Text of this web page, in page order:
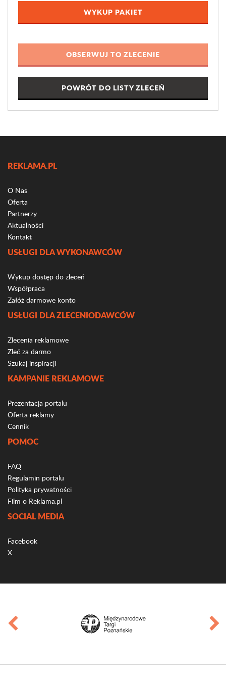
WYKUP PAKIET
POWRÓT DO LISTY ZLECEŃ
REKLAMA.PL
O Nas
Oferta
Partnerzy
Aktualności
Kontakt
USŁUGI DLA WYKONAWCÓW
Wykup dostęp do zleceń
Współpraca
Załóż darmowe konto
USŁUGI DLA ZLECENIODAWCÓW
Zlecenia reklamowe
Zleć za darmo
Szukaj inspiracji
KAMPANIE REKLAMOWE
Prezentacja portalu
Oferta reklamy
Cennik
POMOC
FAQ
Regulamin portalu
Polityka prywatności
Film o Reklama.pl
SOCIAL MEDIA
Facebook
X